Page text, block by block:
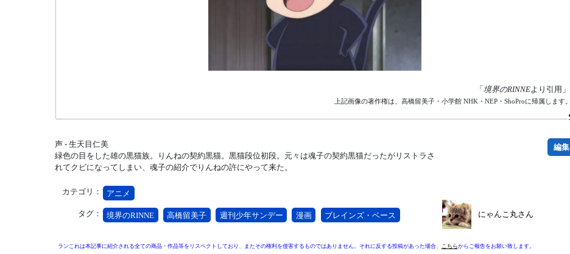
「 境界のRINNEより引用」
上記画像の著作権は、高橋留美子・小学館 NHK・NEP・ShoProに帰属します。
声 - 生天目仁美
緑色の目をした雄の黒猫族。りんねの契約黒猫。黒猫段位初段。元々は魂子の契約黒猫だったがリストラさ
れてクビになってしまい、魂子の紹介でりんねの許にやって来た。
カテゴリ： アニメ
タグ： 境界のRINNE 高橋留美子 週刊少年サンデー 漫画 ブレインズ・ベース
編集
にゃんこ丸さん
ランこれは本記事に紹介される全ての商品・作品等をリスペクトしており、またその権利を侵害するものではありません。それに反する投稿があった場合、 こちらからご報告をお願い致します。